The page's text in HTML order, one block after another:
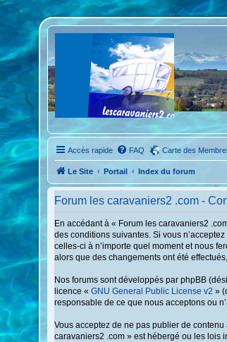
Accès rapide FAQ Carte des
Le Site Portail Index du forum
Forum les caravaniers2 .com -
En accédant à « Forum les caravaniers2
des conditions suivantes. Si vous
celles-ci à n’importe quel moment et nous
alors que des changements ont été
Nos forums sont développés par phpBB
licence «GNU General Public License v2 »
responsable de ce que nous acceptons ou
Vous acceptez de ne pas publier de
caravaniers2 .com » est hébergé ou les lois